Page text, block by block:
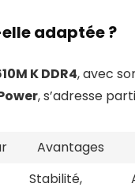
adaptée ?
K DDR4, avec
, s’adresse
Avantages
Stabilité,